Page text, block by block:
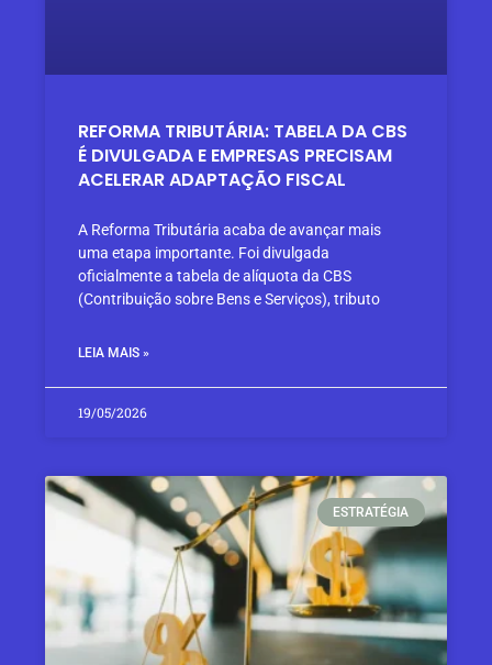
REFORMA TRIBUTÁRIA: TABELA DA CBS
É DIVULGADA E EMPRESAS PRECISAM
ACELERAR ADAPTAÇÃO FISCAL
A Reforma Tributária acaba de avançar mais
uma etapa importante. Foi divulgada
oficialmente a tabela de alíquota da CBS
(Contribuição sobre Bens e Serviços), tributo
LEIA MAIS »
19/05/2026
ESTRATÉGIA